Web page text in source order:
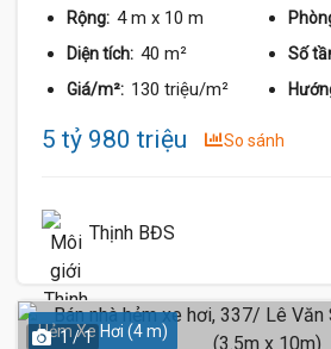
Rộng: 4 m x 10 m
Diện tích: 40 m² Số
Giá/m²: 130 triệu/m²
5 tỷ 980 triệu So sánh
Thịnh BĐS
Hẻm Xe Hơi (4 m)
1 / 1